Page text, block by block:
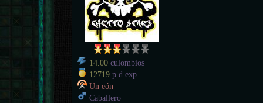
14.00 culombios
12719 p.d.exp.
Un eón
Caballero